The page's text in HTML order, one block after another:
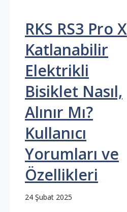
RKS RS3 Pro X
Katlanabilir
Elektrikli
Bisiklet Nasıl,
Alınır Mı?
Kullanıcı
Yorumları ve
Özellikleri
24 Şubat 2025